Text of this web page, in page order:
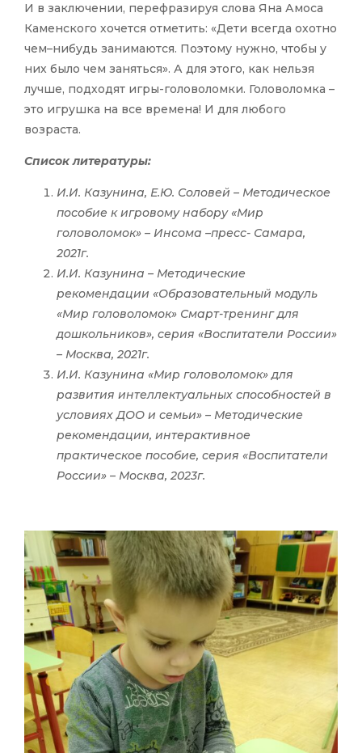
И в заключении, перефразируя слова Яна Амоса
Каменского хочется отметить: «Дети всегда охотно
чем–нибудь занимаются. Поэтому нужно, чтобы у
них было чем заняться». А для этого, как нельзя
лучше, подходят игры-головоломки. Головоломка –
это игрушка на все времена! И для любого
возраста.
Список литературы:
И.И. Казунина, Е.Ю. Соловей – Методическое
пособие к игровому набору «Мир
головоломок» – Инсома –пресс- Самара,
2021г.
И.И. Казунина – Методические
рекомендации «Образовательный модуль
«Мир головоломок» Смарт-тренинг для
дошкольников», серия «Воспитатели России»
– Москва, 2021г.
И.И. Казунина «Мир головоломок» для
развития интеллектуальных способностей в
условиях ДОО и семьи» – Методические
рекомендации, интерактивное
практическое пособие, серия «Воспитатели
России» – Москва, 2023г.